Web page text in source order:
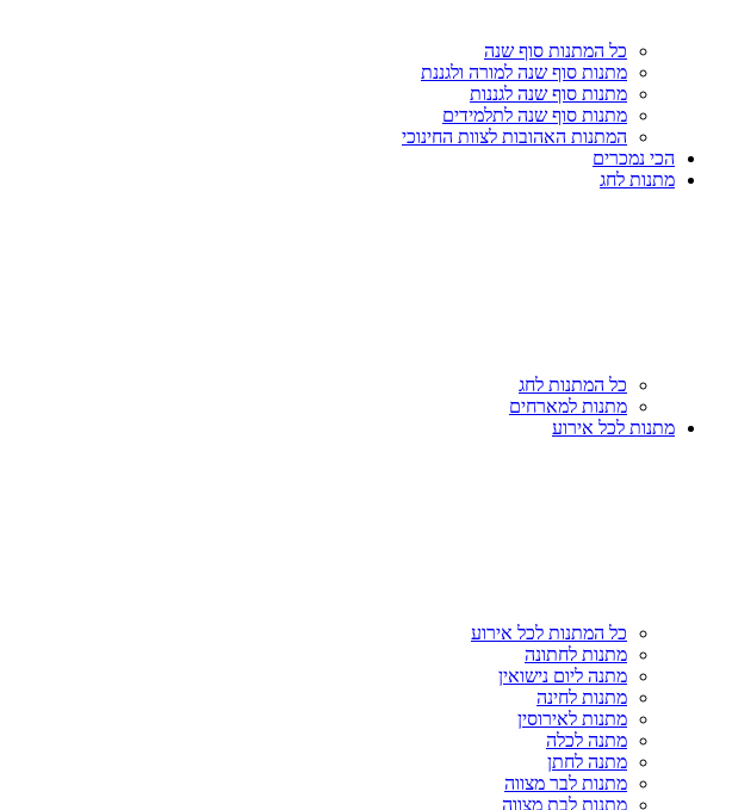
כל המתנות סוף שנה
מתנות סוף שנה למורה ולגננת
מתנות סוף שנה לגננות
מתנות סוף שנה לתלמידים
המתנות האהובות לצוות החינוכי
הכי נמכרים
מתנות לחג
כל המתנות לחג
מתנות למארחים
מתנות לכל אירוע
כל המתנות לכל אירוע
מתנות לחתונה
מתנה ליום נישואין
מתנות לחינה
מתנות לאירוסין
מתנה לכלה
מתנה לחתן
מתנות לבר מצווה
מתנות לבת מצווה